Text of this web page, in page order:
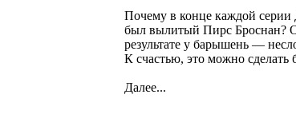
Почему в конце каждой серии
был вылитый Пирс Броснан?
результате у барышень —
К счастью, это можно
Далее...